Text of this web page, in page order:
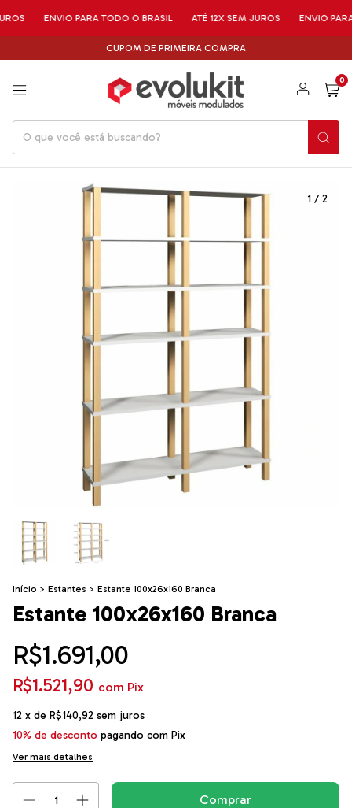
ENVIO PARA TODO O BRASIL ATÉ 12X SEM JUROS ENVIO PARA
CUPOM DE PRIMEIRA COMPRA
0
1 /2
Início > Estantes > Estante 100x26x160 Branca
Estante 100x26x160 Branca
R$1.691,00
R$1.521,90 com Pix
12 x de R$140,92 sem juros
10% de desconto pagando com Pix
Ver mais detalhes